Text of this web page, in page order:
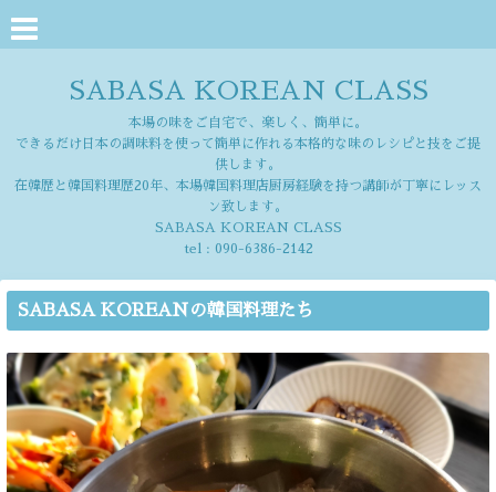
SABASA KOREAN CLASS
本場の味をご自宅で、楽しく、簡単に。
できるだけ日本の調味料を使って簡単に作れる本格的な味のレシピと技をご提
供します。
在韓歴と韓国料理歴20年、本場韓国料理店厨房経験を持つ講師が丁寧にレッス
ン致します。
SABASA KOREAN CLASS
tel : 090-6386-2142
SABASA KOREANの韓国料理たち